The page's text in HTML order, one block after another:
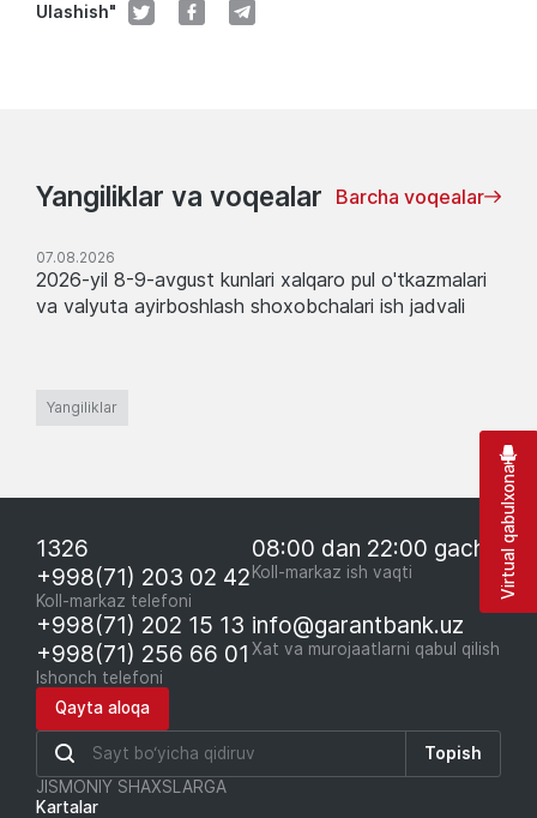
Ulashish"
Yangiliklar va voqealar Barcha voqealar
07.08.2026
2026-yil 8-9-avgust kunlari xalqaro pul o'tkazmalari
va valyuta ayirboshlash shoxobchalari ish jadvali
Yangiliklar
1326
+998(71) 203 02 42
Koll-markaz telefoni
08:00 dan 22:00 gacha
Koll-markaz ish vaqti
+998(71) 202 15 13
+998(71) 256 66 01
Ishonch telefoni
info@garantbank.uz
Xat va murojaatlarni qabul qilish
Qayta aloqa
Topish
JISMONIY SHAXSLARGA
Kartalar
Virtual qabulxona